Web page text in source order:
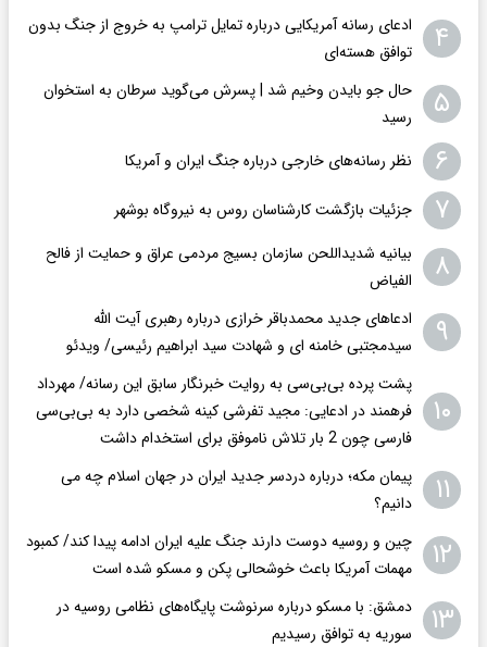
۴
ادعای رسانه آمریکایی درباره تمایل ترامپ به خروج از جنگ بدون
توافق هسته‌ای
۵
حال جو بایدن وخیم شد | پسرش می‌گوید سرطان به استخوان
رسید
۶ نظر رسانه‌های خارجی درباره جنگ ایران و آمریکا
۷ جزئیات بازگشت کارشناسان روس به نیروگاه بوشهر
۸
بیانیه شدیداللحن سازمان بسیج مردمی عراق و حمایت از فالح
الفیاض
۹
ادعاهای جدید محمدباقر خرازی درباره رهبری آیت الله
سیدمجتبی خامنه ای و شهادت سید ابراهیم رئیسی/ ویدئو
۱۰
پشت پرده بی‌بی‌سی به روایت خبرنگار سابق این رسانه/ مهرداد
فرهمند در ادعایی: مجید تفرشی کینه شخصی دارد به بی‌بی‌سی
فارسی چون 2 بار تلاش ناموفق برای استخدام داشت
۱۱
پیمان مکه؛ درباره دردسر جدید ایران در جهان اسلام چه می
دانیم؟
۱۲
چین و روسیه دوست دارند جنگ علیه ایران ادامه پیدا کند/ کمبود
مهمات آمریکا باعث خوشحالی پکن و مسکو شده است
۱۳
دمشق: با مسکو درباره سرنوشت پایگاه‌های نظامی روسیه در
سوریه به توافق رسیدیم